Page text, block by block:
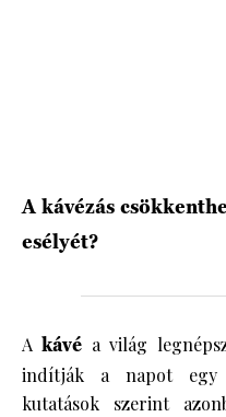
A kávézás
esélyét?
A kávé a világ
indítják a napot egy
kutatások szerint